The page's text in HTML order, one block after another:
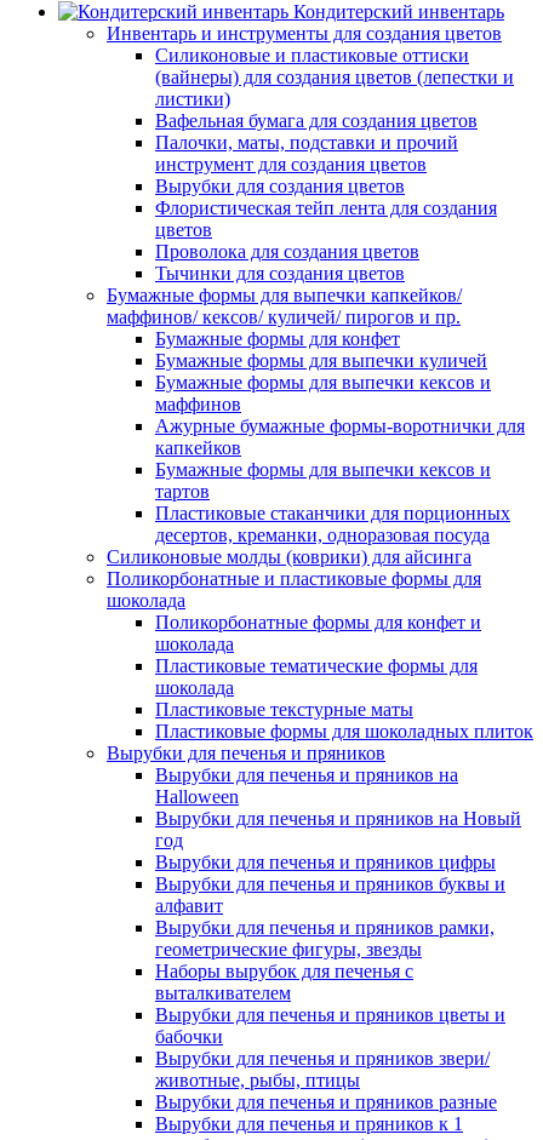
Кондитерский инвентарь
Инвентарь и инструменты для создания цветов
Силиконовые и пластиковые оттиски
(вайнеры) для создания цветов (лепестки и
листики)
Вафельная бумага для создания цветов
Палочки, маты, подставки и прочий
инструмент для создания цветов
Вырубки для создания цветов
Флористическая тейп лента для создания
цветов
Проволока для создания цветов
Тычинки для создания цветов
Бумажные формы для выпечки капкейков/
маффинов/ кексов/ куличей/ пирогов и пр.
Бумажные формы для конфет
Бумажные формы для выпечки куличей
Бумажные формы для выпечки кексов и
маффинов
Ажурные бумажные формы-воротнички для
капкейков
Бумажные формы для выпечки кексов и
тартов
Пластиковые стаканчики для порционных
десертов, креманки, одноразовая посуда
Силиконовые молды (коврики) для айсинга
Поликорбонатные и пластиковые формы для
шоколада
Поликорбонатные формы для конфет и
шоколада
Пластиковые тематические формы для
шоколада
Пластиковые текстурные маты
Пластиковые формы для шоколадных плиток
Вырубки для печенья и пряников
Вырубки для печенья и пряников на
Halloween
Вырубки для печенья и пряников на Новый
год
Вырубки для печенья и пряников цифры
Вырубки для печенья и пряников буквы и
алфавит
Вырубки для печенья и пряников рамки,
геометрические фигуры, звезды
Наборы вырубок для печенья с
выталкивателем
Вырубки для печенья и пряников цветы и
бабочки
Вырубки для печенья и пряников звери/
животные, рыбы, птицы
Вырубки для печенья и пряников разные
Вырубки для печенья и пряников к 1